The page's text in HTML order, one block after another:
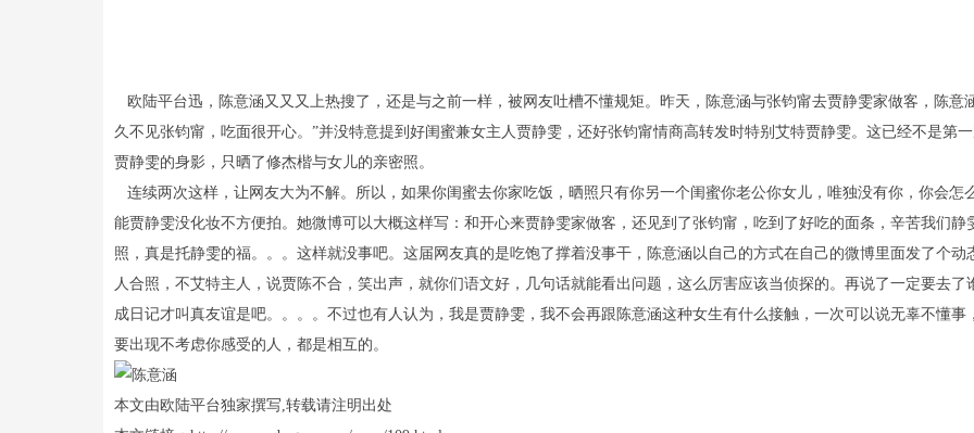
欧陆平台迅，陈意涵又又又上热搜了，还是与之前一样，被网友吐槽不懂规矩。昨天，陈意涵与张钧甯去贾静雯家做客，陈意
久不见张钧甯，吃面很开心。”并没特意提到好闺蜜兼女主人贾静雯，还好张钧甯情商高转发时特别艾特贾静雯。这已经不是第
贾静雯的身影，只晒了修杰楷与女儿的亲密照。
连续两次这样，让网友大为不解。所以，如果你闺蜜去你家吃饭，晒照只有你另一个闺蜜你老公你女儿，唯独没有你，你会
能贾静雯没化妆不方便拍。她微博可以大概这样写：和开心来贾静雯家做客，还见到了张钧甯，吃到了好吃的面条，辛苦我们
照，真是托静雯的福。。。这样就没事吧。这届网友真的是吃饱了撑着没事干，陈意涵以自己的方式在自己的微博里面发了个
人合照，不艾特主人，说贾陈不合，笑出声，就你们语文好，几句话就能看出问题，这么厉害应该当侦探的。再说了一定要去
成日记才叫真友谊是吧。。。。不过也有人认为，我是贾静雯，我不会再跟陈意涵这种女生有什么接触，一次可以说无辜不懂
要出现不考虑你感受的人，都是相互的。
本文由欧陆平台独家撰写,转载请注明出处